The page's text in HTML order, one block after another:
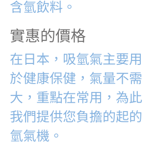
含氫飲料。
實惠的價格
在日本，吸氫氣主要用
於健康保健，氣量不需
大，重點在常用，為此
我們提供您負擔的起的
氫氣機。